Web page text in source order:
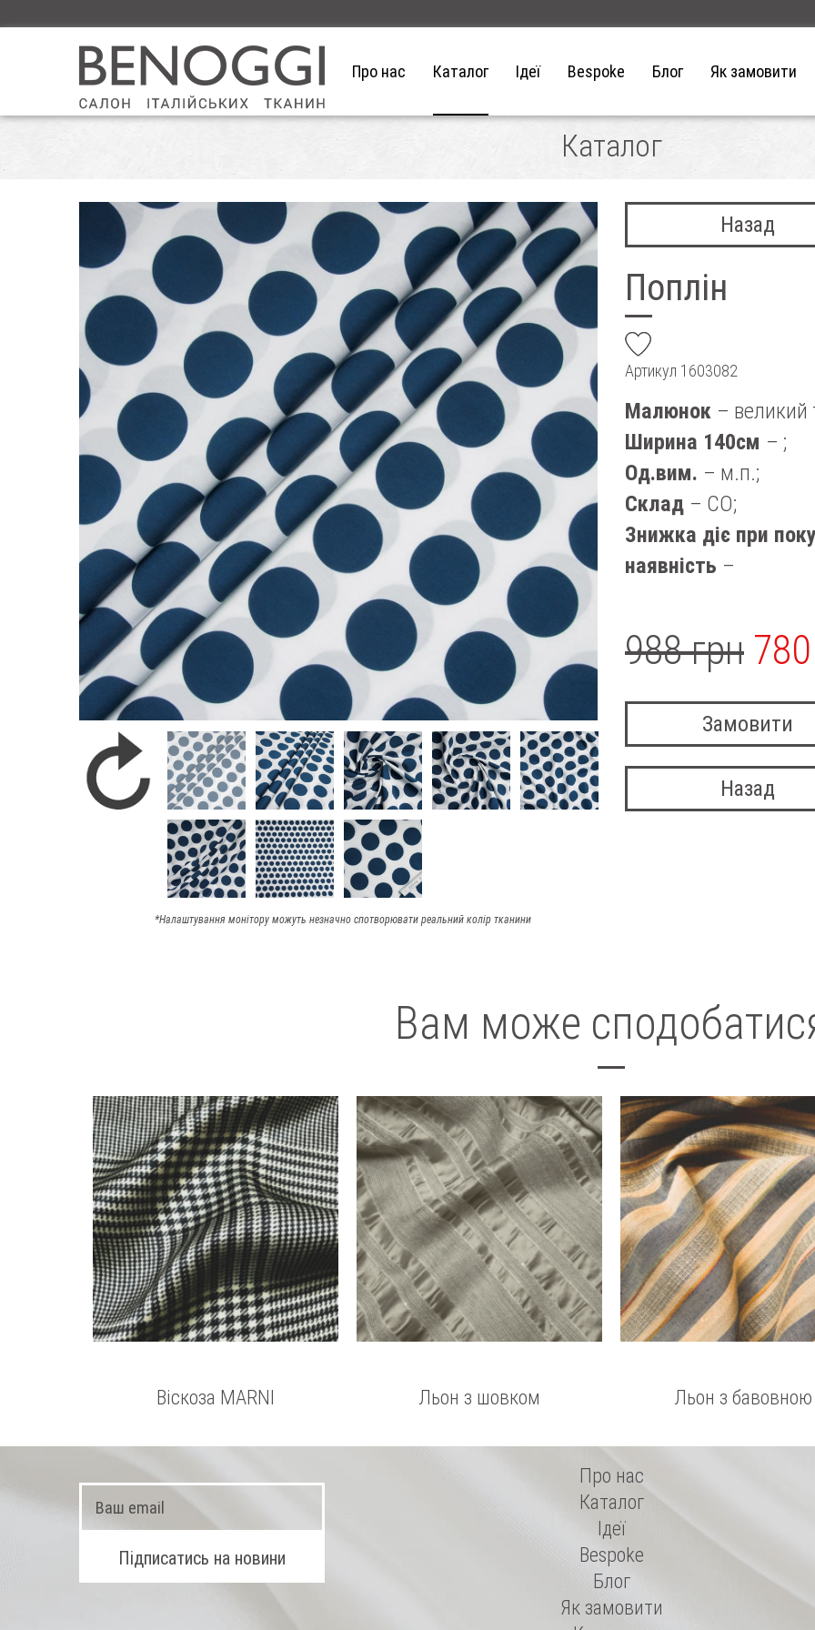
Про нас Каталог Ідеї Bespoke Блог Як замовити
Каталог
Назад
Поплін
Артикул 1603082
*Налаштування монітору можуть незначно спотворювати реальний колір тканини
Малюнок – великий
Ширина 140см – ;
Од.вим. – м.п.;
Склад – CO;
Знижка діє при
наявність –
988 грн
Замовити
Назад
Вам може
Віскоза MARNI Льон з шовком Льон з бавовною
Про нас
Каталог
Ідеї
Bespoke
Блог
Як замовити